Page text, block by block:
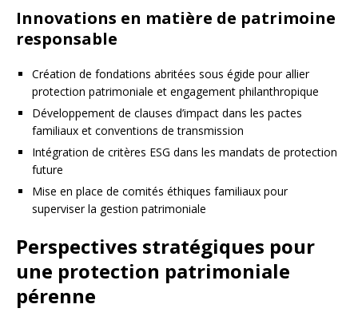
Innovations en matière de patrimoine
responsable
Création de fondations abritées sous égide pour allier
protection patrimoniale et engagement philanthropique
Développement de clauses d’impact dans les pactes
familiaux et conventions de transmission
Intégration de critères ESG dans les mandats de protection
future
Mise en place de comités éthiques familiaux pour
superviser la gestion patrimoniale
Perspectives stratégiques pour
une protection patrimoniale
pérenne